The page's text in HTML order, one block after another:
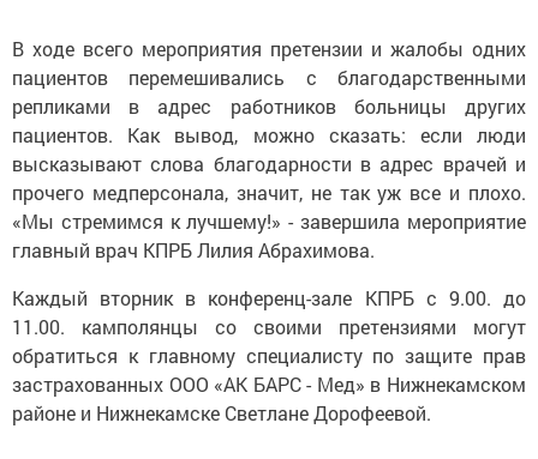
В ходе всего мероприятия претензии и жалобы одних
пациентов перемешивались с благодарственными
репликами в адрес работников больницы других
пациентов. Как вывод, можно сказать: если люди
высказывают слова благодарности в адрес врачей и
прочего медперсонала, значит, не так уж все и плохо.
«Мы стремимся к лучшему!» - завершила мероприятие
главный врач КПРБ Лилия Абрахимова.
Каждый вторник в конференц-зале КПРБ с 9.00. до
11.00. камполянцы со своими претензиями могут
обратиться к главному специалисту по защите прав
застрахованных ООО «АК БАРС - Мед» в Нижнекамском
районе и Нижнекамске Светлане Дорофеевой.